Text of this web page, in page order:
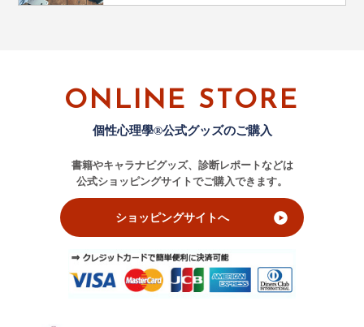
ONLINE STORE
個性心理學®公式グッズのご購入
書籍やキャラナビグッズ、診断レポートなどは
公式ショッピングサイトでご購入できます。
ショッピングサイトへ